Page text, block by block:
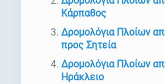
Κάρπαθος
Δρομολόγια Πλοίων
προς Σητεία
Δρομολόγια Πλοίων
Ηράκλειο